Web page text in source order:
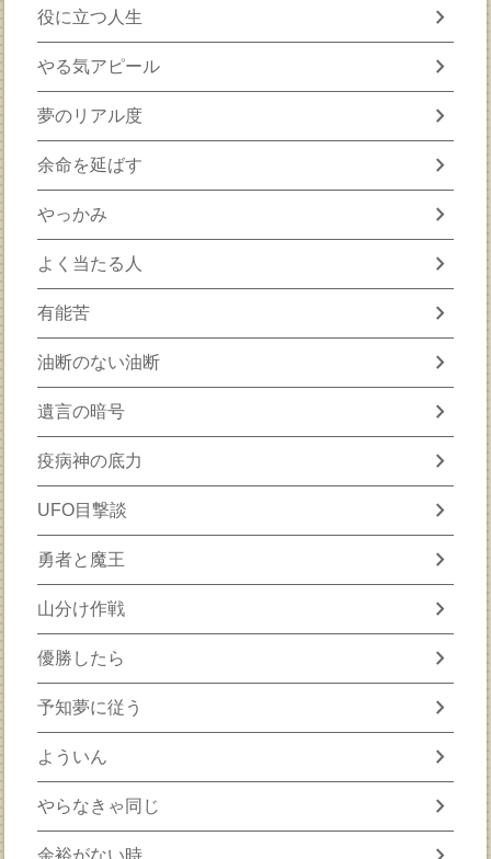
役に立つ人生 chevron_right
やる気アピール chevron_right
夢のリアル度 chevron_right
余命を延ばす chevron_right
やっかみ chevron_right
よく当たる人 chevron_right
有能苦 chevron_right
油断のない油断 chevron_right
遺言の暗号 chevron_right
疫病神の底力 chevron_right
UFO目撃談 chevron_right
勇者と魔王 chevron_right
山分け作戦 chevron_right
優勝したら chevron_right
予知夢に従う chevron_right
よういん chevron_right
やらなきゃ同じ chevron_right
余裕がない時